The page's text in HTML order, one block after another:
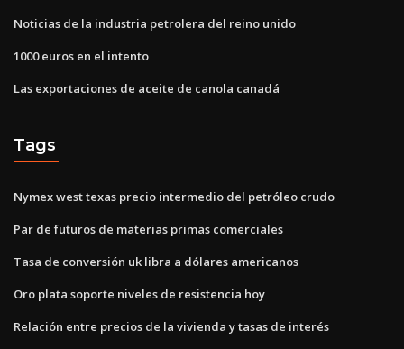
Noticias de la industria petrolera del reino unido
1000 euros en el intento
Las exportaciones de aceite de canola canadá
Tags
Nymex west texas precio intermedio del petróleo crudo
Par de futuros de materias primas comerciales
Tasa de conversión uk libra a dólares americanos
Oro plata soporte niveles de resistencia hoy
Relación entre precios de la vivienda y tasas de interés